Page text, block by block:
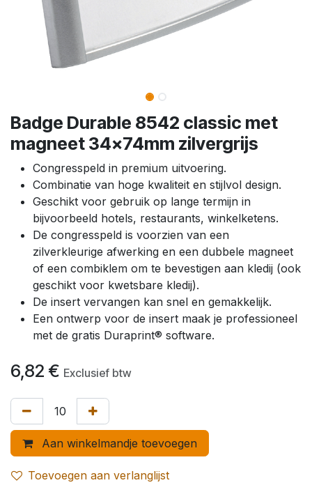
Badge Durable 8542 classic met
magneet 34x74mm zilvergrijs
Congresspeld in premium uitvoering.
Combinatie van hoge kwaliteit en stijlvol design.
Geschikt voor gebruik op lange termijn in
bijvoorbeeld hotels, restaurants, winkelketens.
De congresspeld is voorzien van een
zilverkleurige afwerking en een dubbele magneet
of een combiklem om te bevestigen aan kledij (ook
geschikt voor kwetsbare kledij).
De insert vervangen kan snel en gemakkelijk.
Een ontwerp voor de insert maak je professioneel
met de gratis Duraprint® software.
6,82 € Exclusief btw
Aan winkelmandje toevoegen
Toevoegen aan verlanglijst